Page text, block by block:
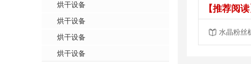
烘干设备
烘干设备
烘干设备
烘干设备
【推荐阅
水晶粉丝